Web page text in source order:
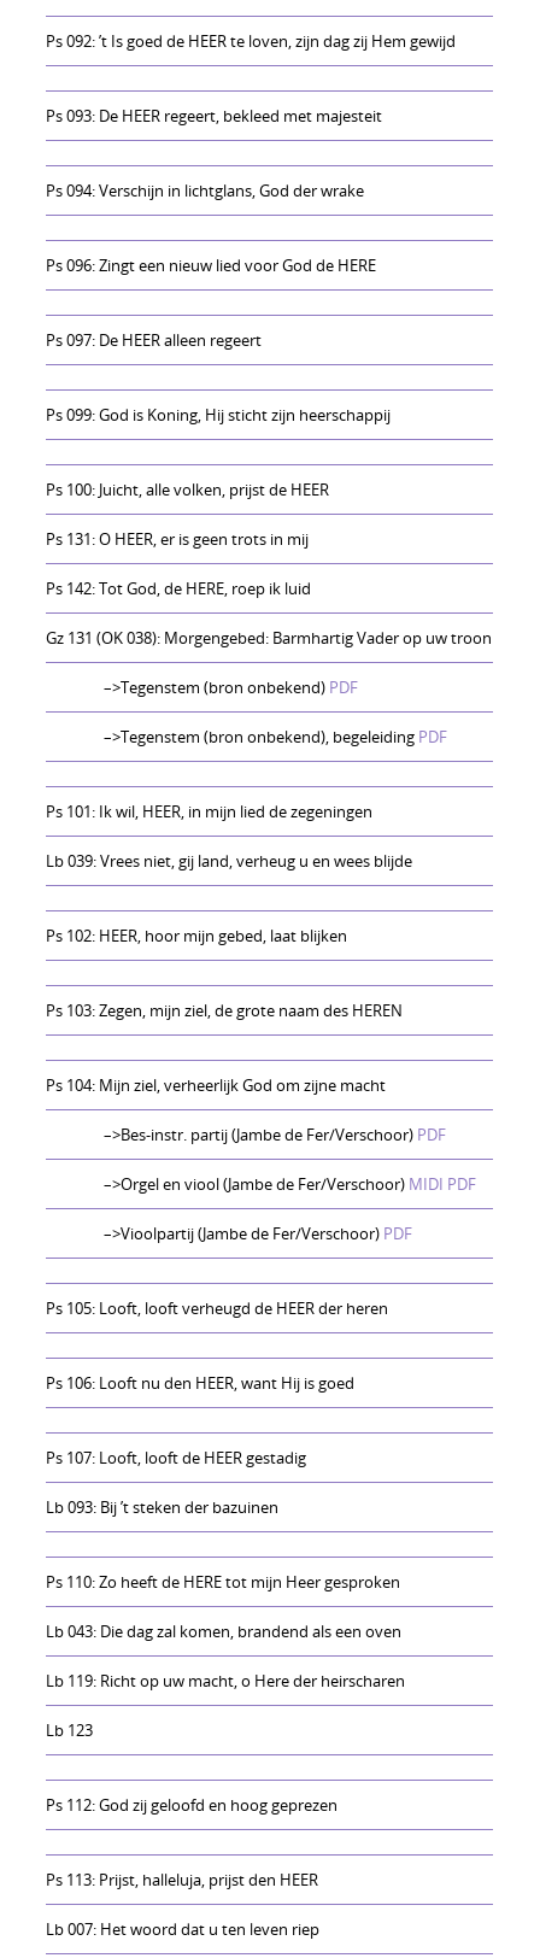
Ps 092: ’t Is goed de HEER te loven, zijn dag zij Hem gewijd
Ps 093: De HEER regeert, bekleed met majesteit
Ps 094: Verschijn in lichtglans, God der wrake
Ps 096: Zingt een nieuw lied voor God de HERE
Ps 097: De HEER alleen regeert
Ps 099: God is Koning, Hij sticht zijn heerschappij
Ps 100: Juicht, alle volken, prijst de HEER
Ps 131: O HEER, er is geen trots in mij
Ps 142: Tot God, de HERE, roep ik luid
Gz 131 (OK 038): Morgengebed: Barmhartig Vader op uw troon
–>Tegenstem (bron onbekend) PDF
–>Tegenstem (bron onbekend), begeleiding PDF
Ps 101: Ik wil, HEER, in mijn lied de zegeningen
Lb 039: Vrees niet, gij land, verheug u en wees blijde
Ps 102: HEER, hoor mijn gebed, laat blijken
Ps 103: Zegen, mijn ziel, de grote naam des HEREN
Ps 104: Mijn ziel, verheerlijk God om zijne macht
–>Bes-instr. partij (Jambe de Fer/Verschoor) PDF
–>Orgel en viool (Jambe de Fer/Verschoor) MIDI PDF
–>Vioolpartij (Jambe de Fer/Verschoor) PDF
Ps 105: Looft, looft verheugd de HEER der heren
Ps 106: Looft nu den HEER, want Hij is goed
Ps 107: Looft, looft de HEER gestadig
Lb 093: Bij ’t steken der bazuinen
Ps 110: Zo heeft de HERE tot mijn Heer gesproken
Lb 043: Die dag zal komen, brandend als een oven
Lb 119: Richt op uw macht, o Here der heirscharen
Lb 123
Ps 112: God zij geloofd en hoog geprezen
Ps 113: Prijst, halleluja, prijst den HEER
Lb 007: Het woord dat u ten leven riep